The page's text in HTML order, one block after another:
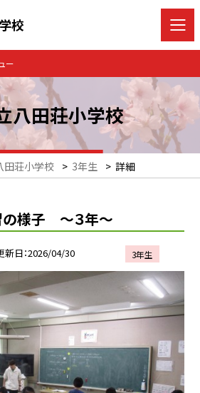
校
ー
八田荘小学校
田荘小学校 > 3年生 > 詳細
様子 ～３年～
新日 2026/04/30 3年生